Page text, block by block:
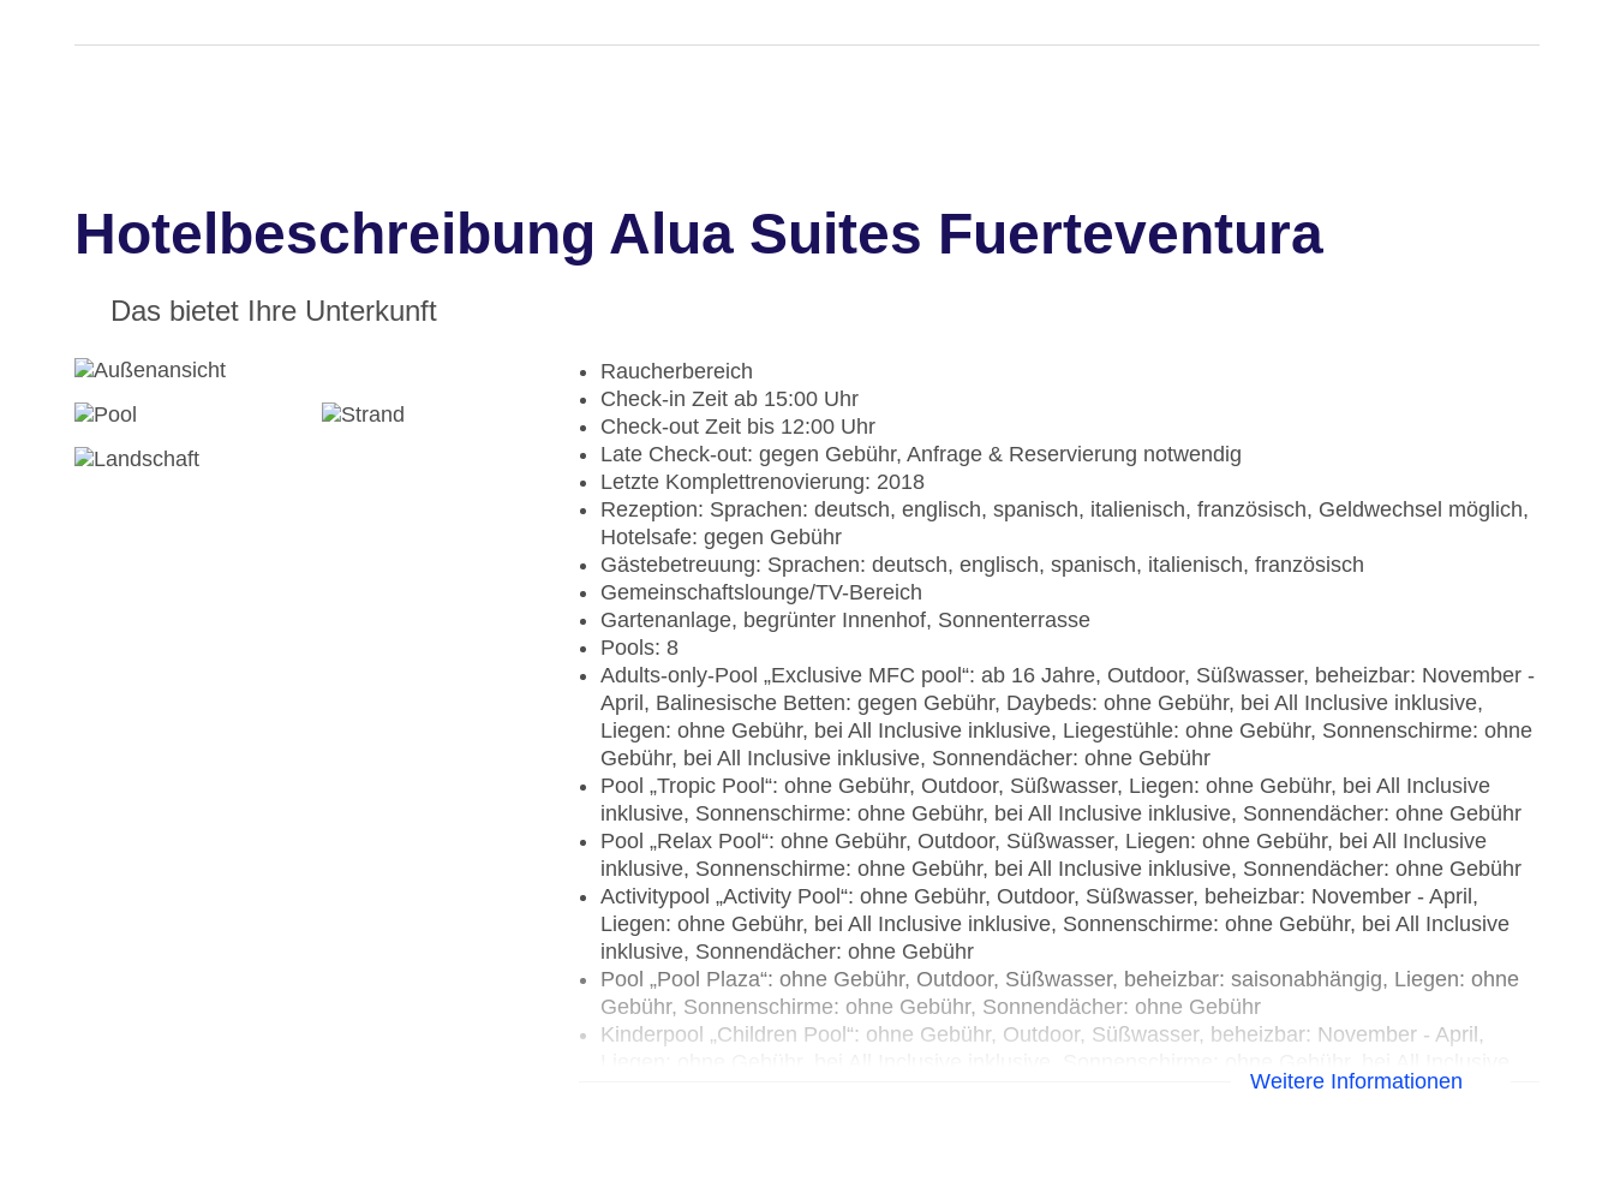
Hotelbeschreibung Alua Suites Fuerteventura
Das bietet Ihre Unterkunft
Raucherbereich
Check-in Zeit ab 15:00 Uhr
Check-out Zeit bis 12:00 Uhr
Late Check-out: gegen Gebühr, Anfrage & Reservierung notwendig
Letzte Komplettrenovierung: 2018
Rezeption: Sprachen: deutsch, englisch, spanisch, italienisch, französisch, Geldwechsel möglich,
Hotelsafe: gegen Gebühr
Gästebetreuung: Sprachen: deutsch, englisch, spanisch, italienisch, französisch
Gemeinschaftslounge/TV-Bereich
Gartenanlage, begrünter Innenhof, Sonnenterrasse
Pools: 8
Adults-only-Pool „Exclusive MFC pool“: ab 16 Jahre, Outdoor, Süßwasser, beheizbar: November -
April, Balinesische Betten: gegen Gebühr, Daybeds: ohne Gebühr, bei All Inclusive inklusive,
Liegen: ohne Gebühr, bei All Inclusive inklusive, Liegestühle: ohne Gebühr, Sonnenschirme: ohne
Gebühr, bei All Inclusive inklusive, Sonnendächer: ohne Gebühr
Pool „Tropic Pool“: ohne Gebühr, Outdoor, Süßwasser, Liegen: ohne Gebühr, bei All Inclusive
inklusive, Sonnenschirme: ohne Gebühr, bei All Inclusive inklusive, Sonnendächer: ohne Gebühr
Pool „Relax Pool“: ohne Gebühr, Outdoor, Süßwasser, Liegen: ohne Gebühr, bei All Inclusive
inklusive, Sonnenschirme: ohne Gebühr, bei All Inclusive inklusive, Sonnendächer: ohne Gebühr
Activitypool „Activity Pool“: ohne Gebühr, Outdoor, Süßwasser, beheizbar: November - April,
Liegen: ohne Gebühr, bei All Inclusive inklusive, Sonnenschirme: ohne Gebühr, bei All Inclusive
inklusive, Sonnendächer: ohne Gebühr
Pool „Pool Plaza“: ohne Gebühr, Outdoor, Süßwasser, beheizbar: saisonabhängig, Liegen: ohne
Gebühr, Sonnenschirme: ohne Gebühr, Sonnendächer: ohne Gebühr
Kinderpool „Children Pool“: ohne Gebühr, Outdoor, Süßwasser, beheizbar: November - April,
Weitere Informationen